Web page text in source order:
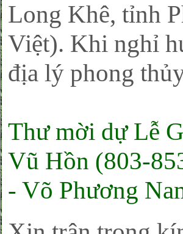
Long Khê, tỉnh
Việt). Khi nghỉ
địa lý phong
Thư mời dự Lễ
Vũ Hồn (803-
- Võ Phương